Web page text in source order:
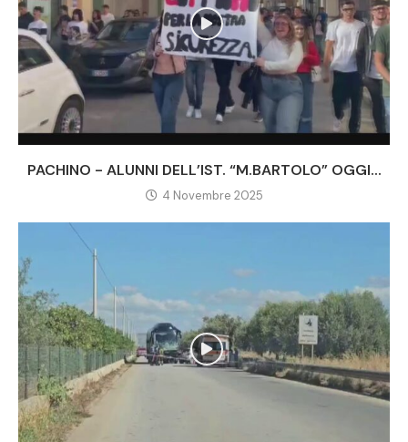
PACHINO - ALUNNI DELL’IST. “M.BARTOLO” OGGI...
4 Novembre 2025